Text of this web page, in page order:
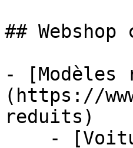
##
- [Modèles
(https://
reduits)